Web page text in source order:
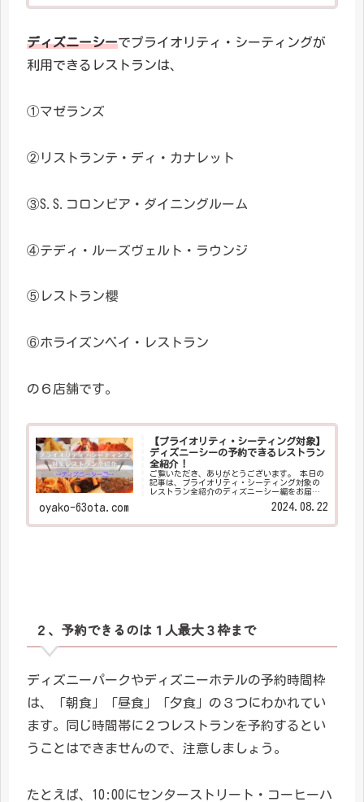
もお伝えしますので、ぜひ最後までご覧くださ
ディズニーシーでプライオリティ・シーティングが
利用できるレストランは、
①マゼランズ
②リストランテ・ディ・カナレット
③S.S.コロンビア・ダイニングルーム
④テディ・ルーズヴェルト・ラウンジ
⑤レストラン櫻
⑥ホライズンベイ・レストラン
の６店舗です。
【プライオリティ・シーティング対象】
ディズニーシーの予約できるレストラン
全紹介！
ご覧いただき、ありがとうございます。 本日の
記事は、プライオリティ・シーティング対象の
レストラン全紹介のディズニーシー編をお届け
します！ ディズニーシーの予約できるレストラ
ンは、「ホライズンベイ・レストラン」「S.S.コ
ズヴェルト・ラウンジ」「マゼランズ」「レス
oyako-63ota.com 2024.08.22
２、予約できるのは１人最大３枠まで
ディズニーパークやディズニーホテルの予約時間枠
は、「朝食」「昼食」「夕食」の３つにわかれてい
ます。同じ時間帯に２つレストランを予約するとい
うことはできませんので、注意しましょう。
たとえば、10:00にセンターストリート・コーヒーハ